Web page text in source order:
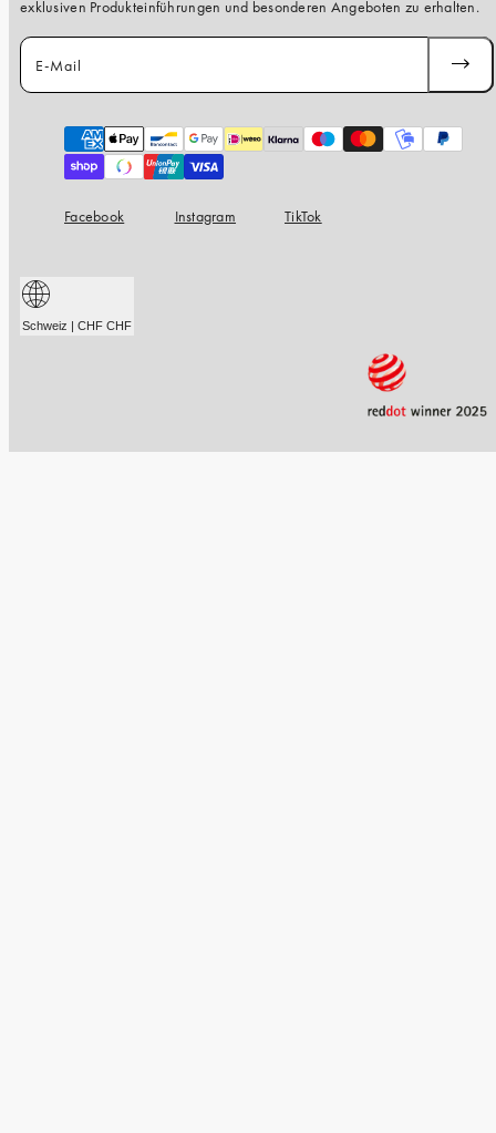
exklusiven Produkteinführungen und besonderen Angeboten zu erhalten.
E-Mail
Zahlungsarten
Facebook Instagram TikTok
Schweiz | CHF CHF